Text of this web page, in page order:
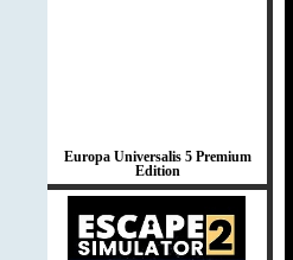
Europa Universalis 5 Premium
Edition